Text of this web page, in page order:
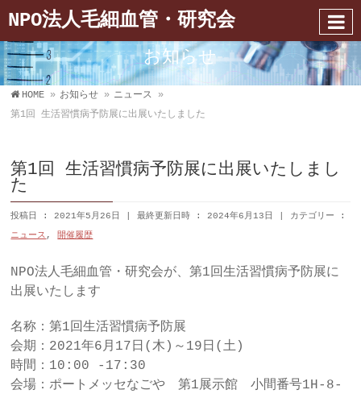
NPO法人毛細血管・研究会
お知らせ
HOME » お知らせ » ニュース
»
第1回 生活習慣病予防展に出展いたしました
第1回 生活習慣病予防展に出展いたしまし
た
投稿日 : 2021年5月26日 最終更新日時 : 2024年6月13日
カテゴリー :
ニュース , 開催履歴
NPO法人毛細血管・研究会が、第1回生活習慣病予防展に
出展いたします
名称：第1回生活習慣病予防展
会期：2021年6月17日(木)～19日(土)
時間：10:00 -17:30
会場：ポートメッセなごや 第1展示館 小間番号1H-8-